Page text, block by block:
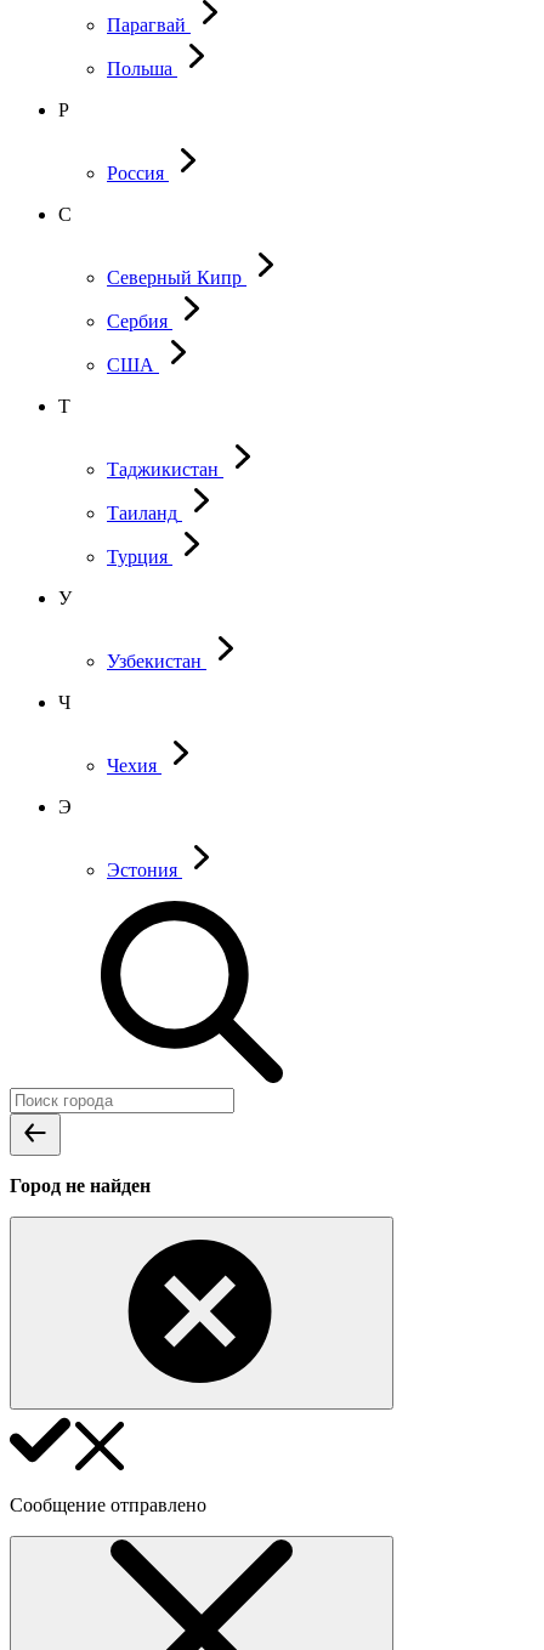
Парагвай
Польша
Р
Россия
С
Северный Кипр
Сербия
США
Т
Таджикистан
Таиланд
Турция
У
Узбекистан
Ч
Чехия
Э
Эстония
Город не найден
Сообщение отправлено